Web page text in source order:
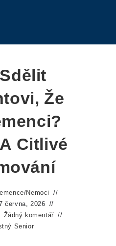
Že
Citlivé
/Nemoci
června, 2026
Žádný komentář
Senior